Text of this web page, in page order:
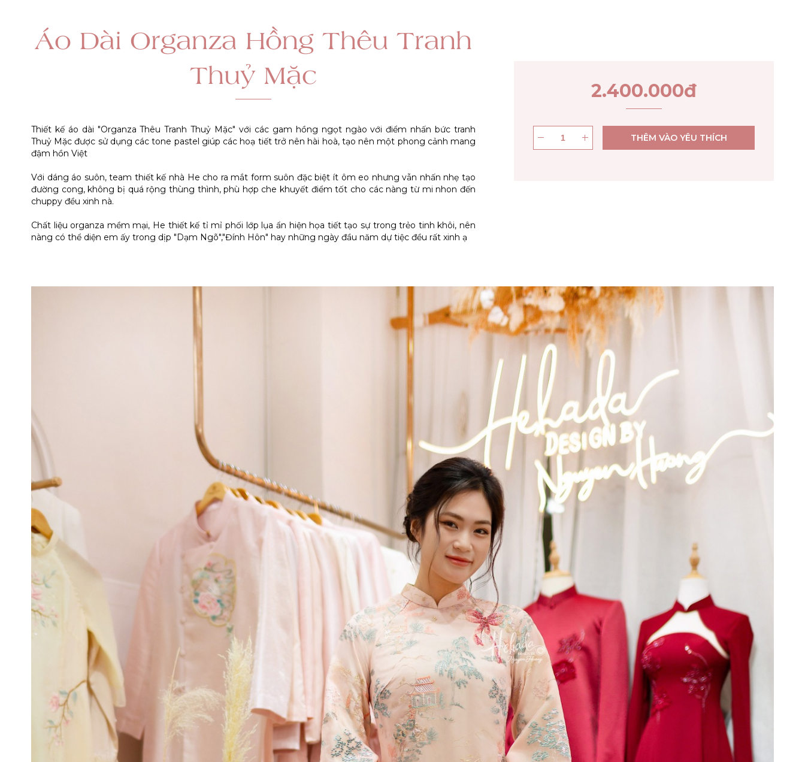
Áo Dài Organza Hồng Thêu Tranh
Thuỷ Mặc
Thiết kế áo dài "Organza Thêu Tranh Thuỷ Mặc" với các gam hồng ngọt ngào với điểm nhấn bức tranh
Thuỷ Mặc được sử dụng các tone pastel giúp các hoạ tiết trở nên hài hoà, tạo nên một phong cảnh mang
đậm hồn Việt
Với dáng áo suôn, team thiết kế nhà He cho ra mắt form suôn đặc biệt ít ôm eo nhưng vẫn nhấn nhẹ tạo
đường cong, không bị quá rộng thùng thình, phù hợp che khuyết điểm tốt cho các nàng từ mi nhon đến
chuppy đều xinh nà.
Chất liệu organza mềm mại, He thiết kế tỉ mỉ phối lớp lụa ẩn hiện họa tiết tạo sự trong trẻo tinh khôi, nên
2.400.000đ
THÊM VÀO YÊU THÍCH